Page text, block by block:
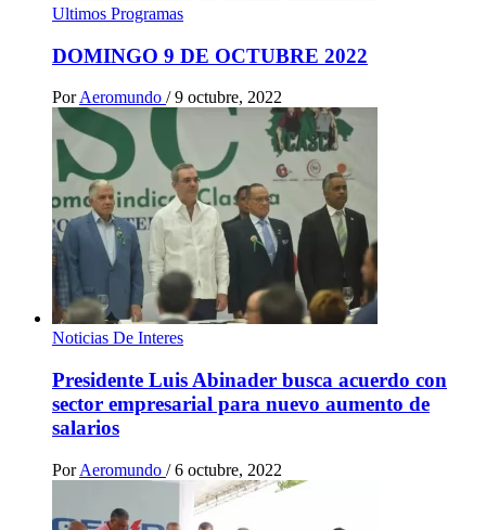
Ultimos Programas
DOMINGO 9 DE OCTUBRE 2022
Por Aeromundo / 9 octubre, 2022
Noticias De Interes
Presidente Luis Abinader busca acuerdo con
sector empresarial para nuevo aumento de
salarios
Por Aeromundo / 6 octubre, 2022